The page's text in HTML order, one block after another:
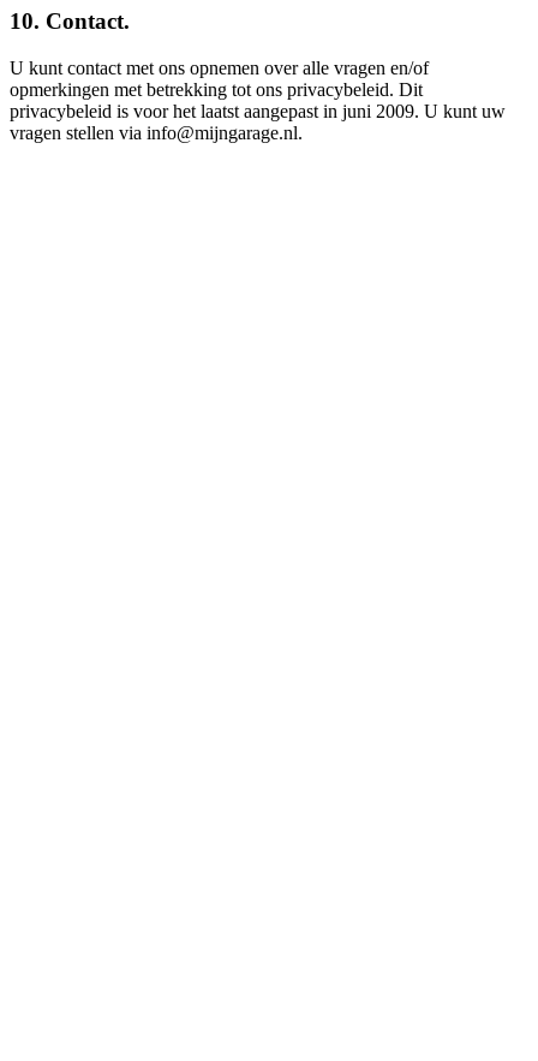
10. Contact.
U kunt contact met ons opnemen over alle vragen en/of
opmerkingen met betrekking tot ons privacybeleid. Dit
privacybeleid is voor het laatst aangepast in juni 2009. U kunt uw
vragen stellen via info@mijngarage.nl.